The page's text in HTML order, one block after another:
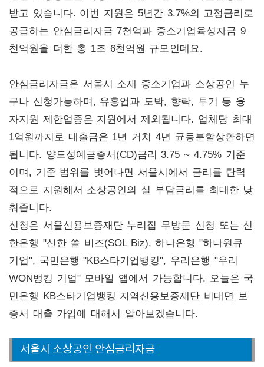
받고 있습니다. 이번 지원은 5년간 3.7%의 고정금리로
공급하는 안심금리자금 7천억과 중소기업육성자금 9
천억원을 더한 총 1조 6천억원 규모인데요.
안심금리자금은 서울시 소재 중소기업과 소상공인 누
구나 신청가능하며, 유흥업과 도박, 향락, 투기 등 융
자지원 제한업종은 지원에서 제외됩니다. 업체당 최대
1억원까지로 대출금은 1년 거치 4년 균등분할상환하면
됩니다. 양도성예금증서(CD)금리 3.75 ~ 4.75% 기준
이며, 기준 범위를 벗어나면 서울시에서 금리를 탄력
적으로 지원해서 소상공인의 실 부담금리를 최대한 낮
춰줍니다.
신청은 서울신용보증재단 누리집 무방문 신청 또는 신
한은행 "신한 쏠 비즈(SOL Biz), 하나은행 "하나원큐
기업", 국민은행 "KB스타기업뱅킹", 우리은행 "우리
WON뱅킹 기업" 모바일 앱에서 가능합니다. 오늘은 국
민은행 KB스타기업뱅킹 지역신용보증재단 비대면 보
증서 대출 가입에 대해서 알아보겠습니다.
서울시 소상공인 안심금리자금